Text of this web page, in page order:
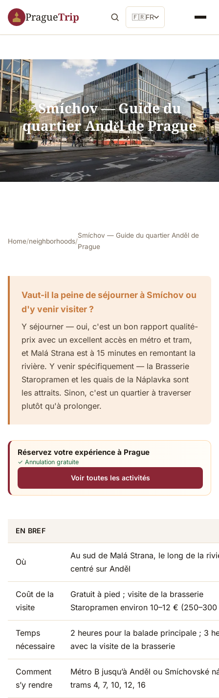
PragueTrip 🇫🇷FR
Smíchov — Guide du
quartier Anděl de Prague
Home/neighborhoods/
Smíchov — Guide du quartier Anděl de
Prague
Vaut-il la peine de séjourner à Smíchov ou
d'y venir visiter ?
Y séjourner — oui, c'est un bon rapport qualité-
prix avec un excellent accès en métro et tram,
et Malá Strana est à 15 minutes en remontant la
rivière. Y venir spécifiquement — la Brasserie
Staropramen et les quais de la Náplavka sont
les attraits. Sinon, c'est un quartier à traverser
plutôt qu'à prolonger.
Réservez votre expérience à Prague
✓ Annulation gratuite
Voir toutes les activités
EN BREF
Où
Au sud de Malá Strana, le long de la
centré sur Anděl
Coût de la
visite
Gratuit à pied ; visite de la brasserie
Staropramen environ 10–12 €
Temps
nécessaire
2 heures pour la balade principale ; 3
avec la visite de la brasserie
Comment
s’y rendre
Métro B jusqu’à Anděl ou Smíchovské
trams 4, 7, 10, 12, 16